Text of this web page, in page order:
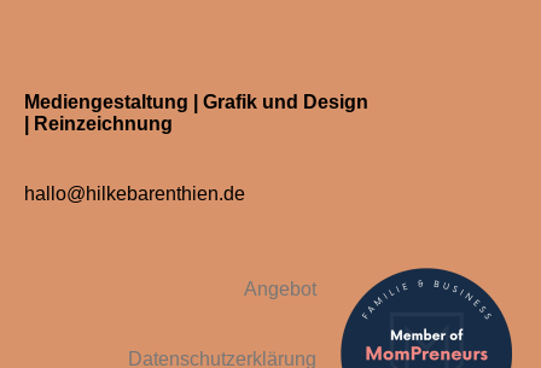
Mediengestaltung | Grafik und Design
| Reinzeichnung
hallo@hilkebarenthien.de
Angebot
Datenschutzerklärung